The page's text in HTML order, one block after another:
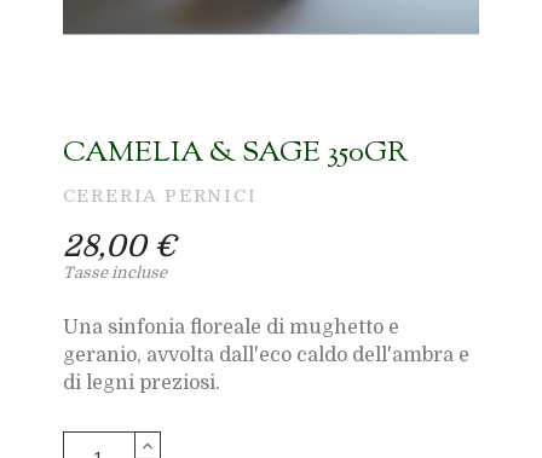
CAMELIA & SAGE 350GR
CERERIA PERNICI
28,00 €
Tasse incluse
Una sinfonia floreale di mughetto e
geranio, avvolta dall'eco caldo dell'ambra e
di legni preziosi.